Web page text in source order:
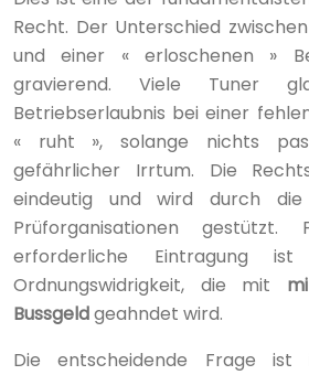
Recht. Der Unterschied
und einer « erloschenen »
gravierend. Viele Tuner
Betriebserlaubnis bei einer
« ruht », solange nichts
gefährlicher Irrtum. Die
eindeutig und wird durch die
Prüforganisationen
erforderliche Eintragung
Ordnungswidrigkeit, die mit
Bussgeldgeahndet wird.
Die entscheidende Frage ist